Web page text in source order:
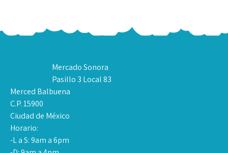
Mercado Sonora
Pasillo 3 Local 83
Merced Balbuena
C.P. 15900
Ciudad de México
Horario:
-L a S: 9am a 6pm